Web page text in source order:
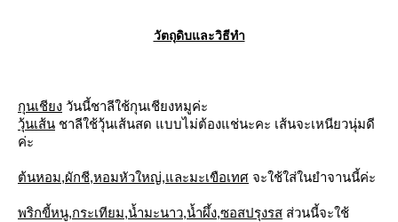
วัตถุดิบและวิธีทำ
กุนเชียง วันนี้ชาลีใช้กุนเชียงหมูค่ะ
วุ้นเส้น ชาลีใช้วุ้นเส้นสด แบบไม่ต้องแช่นะคะ เส้นจะเหนียวนุ่มดี
ค่ะ
ต้นหอม,ผักชี,หอมหัวใหญ่,และมะเขือเทศ จะใช้ใส่ในยำจานนี้ค่ะ
พริกขี้หนู,กระเทียม,น้ำมะนาว,น้ำผึ้ง,ซอสปรุงรส ส่วนนี้จะใช้